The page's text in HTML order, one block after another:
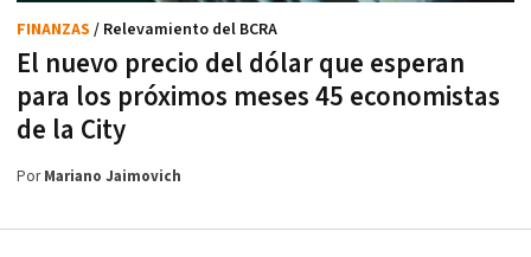
El nuevo precio del dólar que esperan
para los próximos meses 45 economistas
de la City
FINANZAS / Relevamiento del BCRA
PorMariano Jaimovich